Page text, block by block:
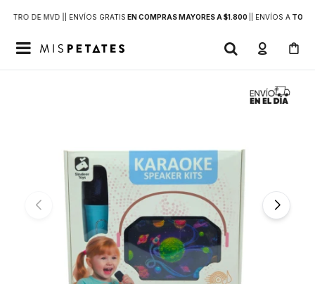
DE MVD | | ENVÍOS GRATIS EN COMPRAS MAYORES A $1.800 | ENVÍOS ATODO
